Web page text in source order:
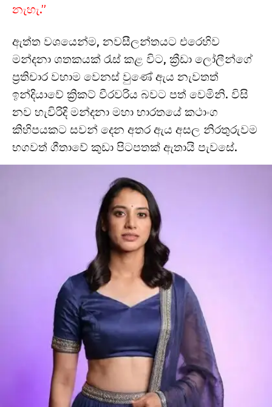
නැහැ.”
ඇත්ත වශයෙන්ම, නවසීලන්තයට එරෙහිව
මන්දනා ශතකයක් රැස් කළ විට, ක්‍රීඩා ලෝලීන්ගේ
ප්‍රතිචාර වහාම වෙනස් වුණේ ඇය නැවතත්
ඉන්දියාවේ ක්‍රිකට් වීරවරිය බවට පත් වෙමිනි. විසි
නව හැවිරිදි මන්දනා මහා භාරතයේ කථාංග
කිහිපයකට සවන් දෙන අතර ඇය අසල නිරතුරුවම
භගවත් ගීතාවේ කුඩා පිටපතක් ඇතායි පැවසේ.